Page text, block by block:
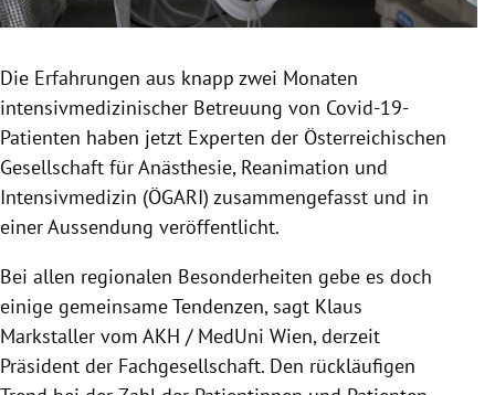
Untermenü
Untermenü
Die Erfahrungen aus knapp zwei Monaten
intensivmedizinischer Betreuung von Covid-19-
Patienten haben jetzt Experten der Österreichischen
Gesellschaft für Anästhesie, Reanimation und
Intensivmedizin (ÖGARI) zusammengefasst und in
einer Aussendung veröffentlicht.
Bei allen regionalen Besonderheiten gebe es doch
einige gemeinsame Tendenzen, sagt Klaus
Markstaller vom AKH / MedUni Wien, derzeit
Präsident der Fachgesellschaft. Den rückläufigen